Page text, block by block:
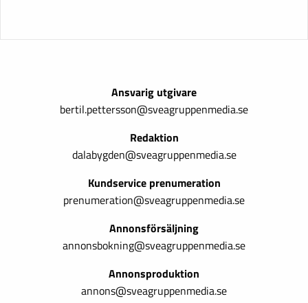
Ansvarig utgivare
bertil.pettersson@sveagruppenmedia.se
Redaktion
dalabygden@sveagruppenmedia.se
Kundservice prenumeration
prenumeration@sveagruppenmedia.se
Annonsförsäljning
annonsbokning@sveagruppenmedia.se
Annonsproduktion
annons@sveagruppenmedia.se